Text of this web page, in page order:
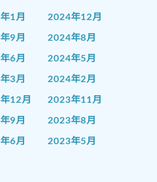
1月 2024年12月
9月 2024年8月
6月 2024年5月
3月 2024年2月
12月 2023年11月
9月 2023年8月
6月 2023年5月